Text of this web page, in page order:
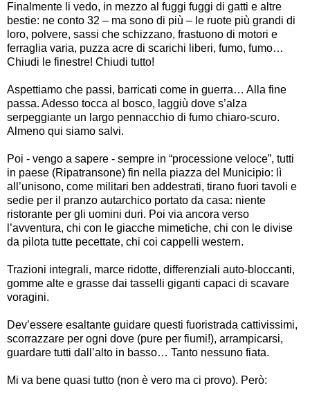
Finalmente li vedo, in mezzo al fuggi fuggi di gatti e altre
bestie: ne conto 32 – ma sono di più – le ruote più grandi di
loro, polvere, sassi che schizzano, frastuono di motori e
ferraglia varia, puzza acre di scarichi liberi, fumo, fumo…
Chiudi le finestre! Chiudi tutto!
Aspettiamo che passi, barricati come in guerra… Alla fine
passa. Adesso tocca al bosco, laggiù dove s’alza
serpeggiante un largo pennacchio di fumo chiaro-scuro.
Almeno qui siamo salvi.
Poi - vengo a sapere - sempre in “processione veloce”, tutti
in paese (Ripatransone) fin nella piazza del Municipio: lì
all ’unisono, come militari ben addestrati, tirano fuori tavoli e
sedie per il pranzo autarchico portato da casa: niente
ristorante per gli uomini duri. Poi via ancora verso
’avventura, chi con le giacche mimetiche, chi con le divise
da pilota tutte pecettate, chi coi cappelli western.
Trazioni integrali, marce ridotte, differenziali auto-bloccanti,
gomme alte e grasse dai tasselli giganti capaci di scavare
voragini.
Dev’essere esaltante guidare questi fuoristrada cattivissimi,
scorrazzare per ogni dove (pure per fiumi!), arrampicarsi,
guardare tutti dall ’alto in basso… Tanto nessuno fiata.
Mi va bene quasi tutto (non è vero ma ci provo). Però: